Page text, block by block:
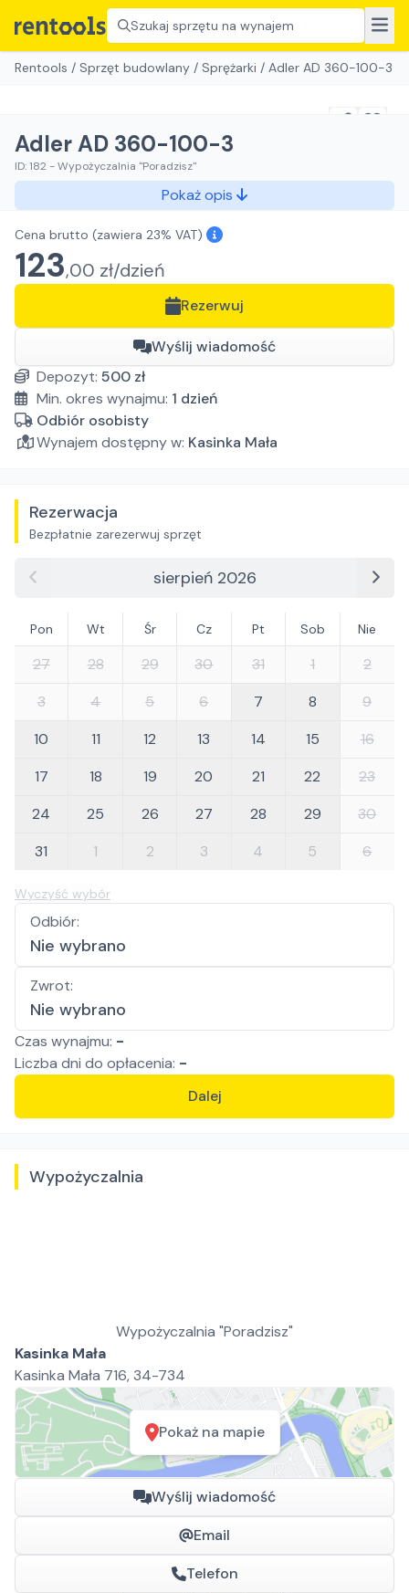
Szukaj sprzętu na wynajem
Rentools / Sprzęt budowlany / Sprężarki / Adler AD 360-100-3
Adler AD 360-100-3
ID:182 -Wypożyczalnia "Poradzisz"
Pokaż opis
Cena brutto (zawiera 23% VAT)
123,00 zł/dzień
Rezerwuj
Wyślij wiadomość
Depozyt: 500 zł
Min. okres wynajmu: 1 dzień
Odbiór osobisty
Wynajem dostępny w: Kasinka Mała
Rezerwacja
Bezpłatnie zarezerwuj sprzęt
sierpień 2026
Pon Wt Śr Cz Pt Sob Nie
27 28 29 30 31 1
2
3
4 5 6 7 8
9
10
11 12 13 14 15
16
17
18 19 20 21 22
23
24
25 26 27 28 29
30
31
1 2 3 4 5 6
Wyczyść wybór
Odbiór:
Nie wybrano
Zwrot:
Nie wybrano
Czas wynajmu: -
Liczba dni do opłacenia: -
Dalej
Wypożyczalnia
Wypożyczalnia "Poradzisz"
Kasinka Mała
Kasinka Mała 716, 34-734
Pokaż na mapie
Wyślij wiadomość
Email
Telefon